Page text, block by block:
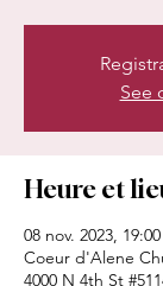
See
Heure et
08 nov. 2023,
Coeur d'Alene
4000 N 4th St